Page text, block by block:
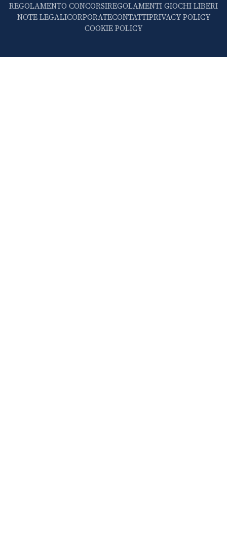
REGOLAMENTO CONCORSIREGOLAMENTI GIOCHI LIBERI
NOTE LEGALICORPORATECONTATTIPRIVACY POLICY
COOKIE POLICY